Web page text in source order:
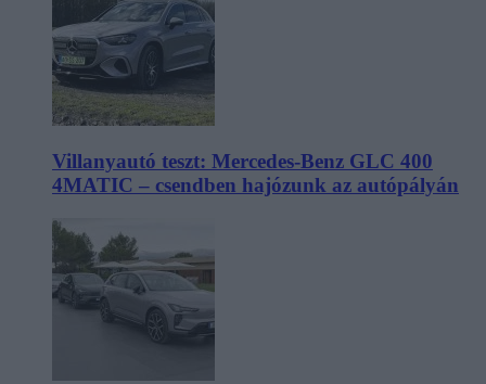
Villanyautó teszt: Mercedes-Benz GLC 400
4MATIC – csendben hajózunk az autópályán